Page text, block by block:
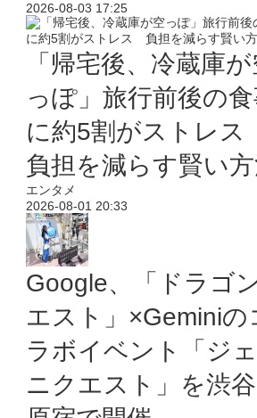
2026-08-03 17:25
「帰宅後、冷蔵庫
っぽ」旅行前後の
に約5割がストレス
負担を減らす賢い
エンタメ
2026-08-01 20:33
Google、「ドラゴ
エスト」×Geminiの
ラボイベント「ジェ
ニクエスト」を渋谷